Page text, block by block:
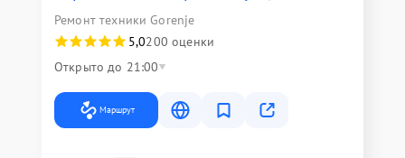
Ремонт техники Gorenje
5,0200 оценки
Открыто до 21:00
Маршрут